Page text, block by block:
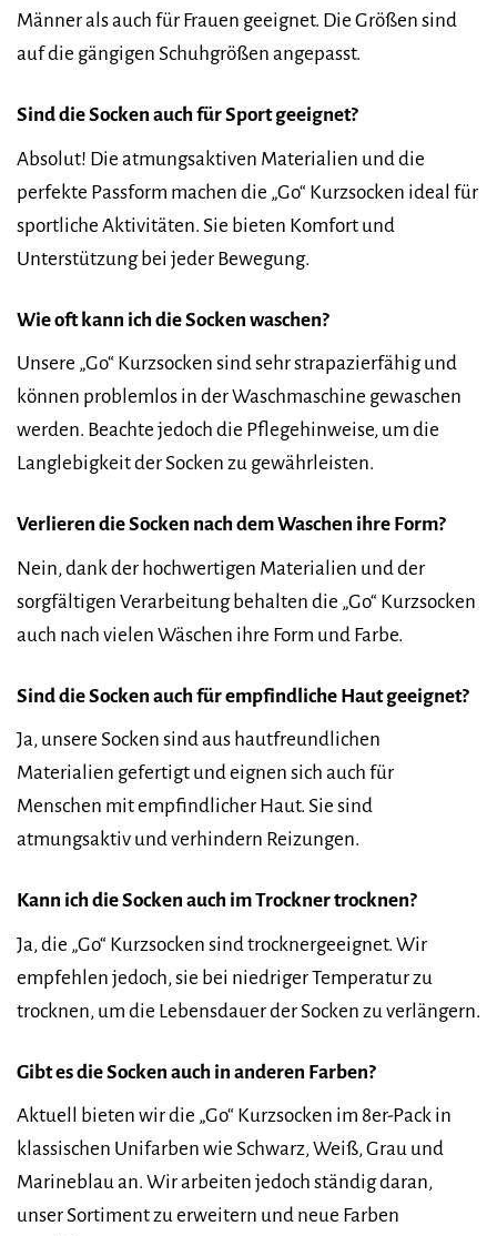
Männer als auch für Frauen geeignet. Die Größen sind
auf die gängigen Schuhgrößen angepasst.
Sind die Socken auch für Sport geeignet?
Absolut! Die atmungsaktiven Materialien und die
perfekte Passform machen die „Go“ Kurzsocken ideal für
sportliche Aktivitäten. Sie bieten Komfort und
Unterstützung bei jeder Bewegung.
Wie oft kann ich die Socken waschen?
Unsere „Go“ Kurzsocken sind sehr strapazierfähig und
können problemlos in der Waschmaschine gewaschen
werden. Beachte jedoch die Pflegehinweise, um die
Langlebigkeit der Socken zu gewährleisten.
Verlieren die Socken nach dem Waschen ihre Form?
Nein, dank der hochwertigen Materialien und der
sorgfältigen Verarbeitung behalten die „Go“ Kurzsocken
auch nach vielen Wäschen ihre Form und Farbe.
Sind die Socken auch für empfindliche Haut geeignet?
Ja, unsere Socken sind aus hautfreundlichen
Materialien gefertigt und eignen sich auch für
Menschen mit empfindlicher Haut. Sie sind
atmungsaktiv und verhindern Reizungen.
Kann ich die Socken auch im Trockner trocknen?
Ja, die „Go“ Kurzsocken sind trocknergeeignet. Wir
empfehlen jedoch, sie bei niedriger Temperatur zu
trocknen, um die Lebensdauer der Socken zu verlängern.
Gibt es die Socken auch in anderen Farben?
Aktuell bieten wir die „Go“ Kurzsocken im 8er-Pack in
klassischen Unifarben wie Schwarz, Weiß, Grau und
Marineblau an. Wir arbeiten jedoch ständig daran,
unser Sortiment zu erweitern und neue Farben